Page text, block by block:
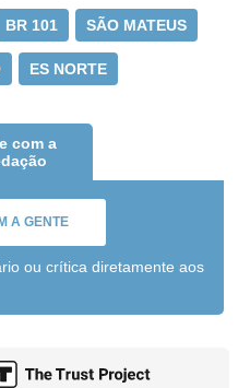
BR 101 SÃO MATEUS
ES NORTE
com a
A GENTE
ou crítica diretamente aos